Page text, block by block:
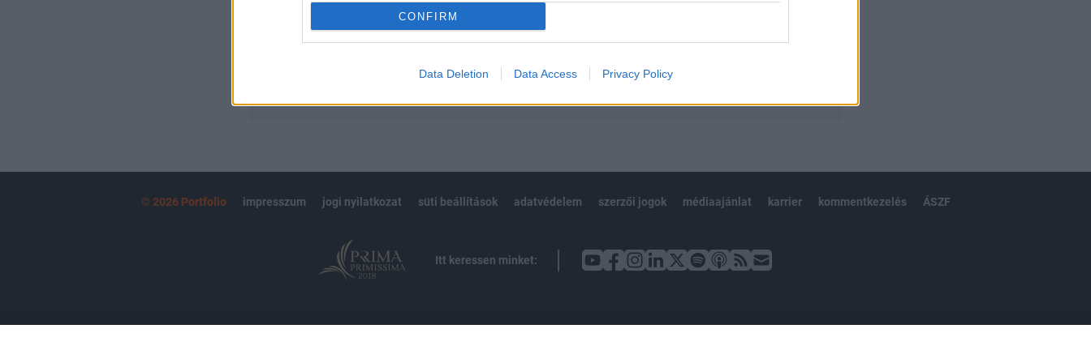
CONFIRM
Data Deletion Data Access Privacy Policy
Előfizetés
© 2026 Portfolio impresszum jogi nyilatkozat süti beállítások adatvédelem szerzői jogok médiaajánlat karrier kommentkezelés ÁSZF
Itt keressen minket: